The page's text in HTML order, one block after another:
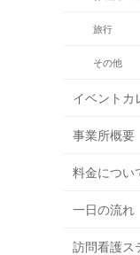
旅行
その他
イベントカ
事業所概要
料金につい
一日の流れ
訪問看護ス